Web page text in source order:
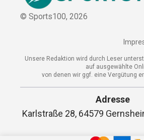
© Sports100, 2026
Unsere Redaktion wird durch Leser
auf ausgewählte
von denen wir ggf. eine Vergütung
Adresse
Karlstraße 28, 64579